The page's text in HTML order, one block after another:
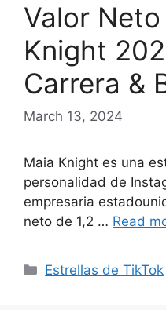
Valor
Knight
Carrera &
March 13, 2024
Maia Knight es una
personalidad de
empresaria
neto de 1,2 … Read
Categories
Estrellas de TikTok